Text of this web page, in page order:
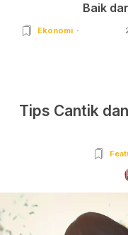
Baik
Ekonomi
Tips Cantik